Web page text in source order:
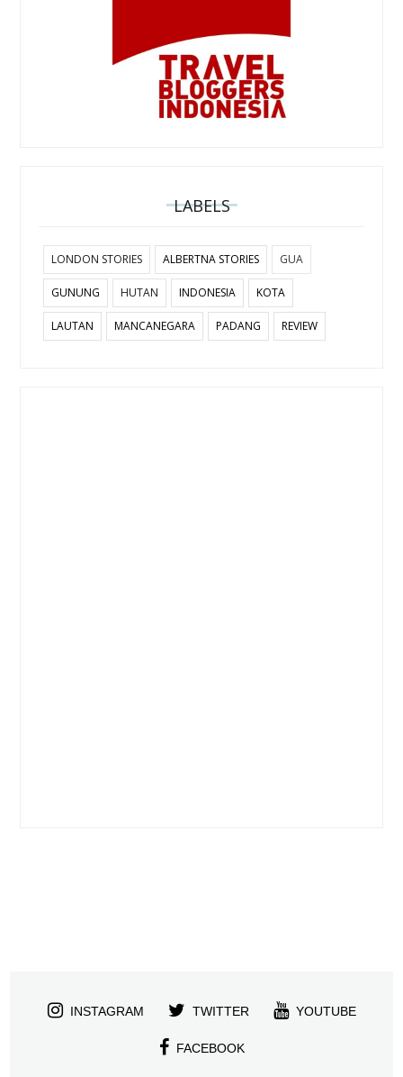
LABELS
LONDON STORIES ALBERTNA STORIES GUA
GUNUNG HUTAN INDONESIA KOTA
LAUTAN MANCANEGARA PADANG REVIEW
INSTAGRAM TWITTER YOUTUBE
FACEBOOK